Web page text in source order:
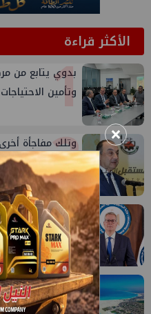
الأكثر قراءة1
بدوي يتابع من
وتأمين الاحتياجات
2
وتلك مفاجأة
3
انتهاء اجتماع
توجهه إلى
مليار جنيه
×